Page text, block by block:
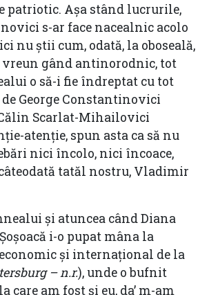
patriotic. Așa stând lucrurile,
s-ar face nacealnic acolo
nu știi cum, odată, la oboseală,
gând antinorodnic, tot
o să-i fie îndreptat cu tot
George Constantinovici
Scarlat-Mihailovici
atenție, spun asta ca să nu
nici încolo, nici încoace,
tatăl nostru, Vladimir
și atuncea când Diana
i-o pupat mâna la
și internațional de la
– n.r.), unde o bufnit
care am fost și eu, da’ m-am